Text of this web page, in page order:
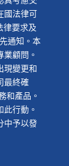
法律可
律要求及
通知。本
顧問。
現變更和
最終確
和產品。
行動。
中予以發